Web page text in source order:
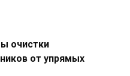
очистки
от упрямых